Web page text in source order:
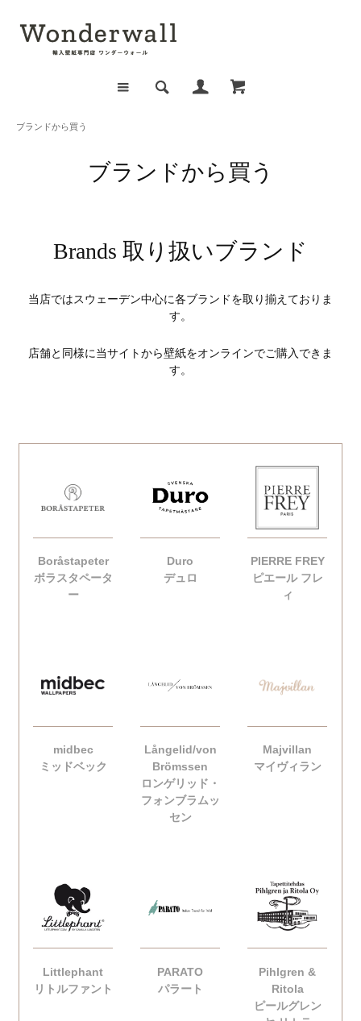
ブランドから買う
ブランドから買う
Brands 取り扱いブランド
当店ではスウェーデン中心に各ブランドを取り揃えておりま
す。
店舗と同様に当サイトから壁紙をオンラインでご購入できま
す。
Boråstapeter
ボラスタペータ
ー
Duro
デュロ
PIERRE FREY
ピエール フレ
ィ
midbec
ミッドベック
Långelid/von
Brömssen
ロンゲリッド・
フォンブラムッ
セン
Majvillan
マイヴィラン
Littlephant
リトルファント
PARATO
パラート
Pihlgren &
Ritola
ピールグレン